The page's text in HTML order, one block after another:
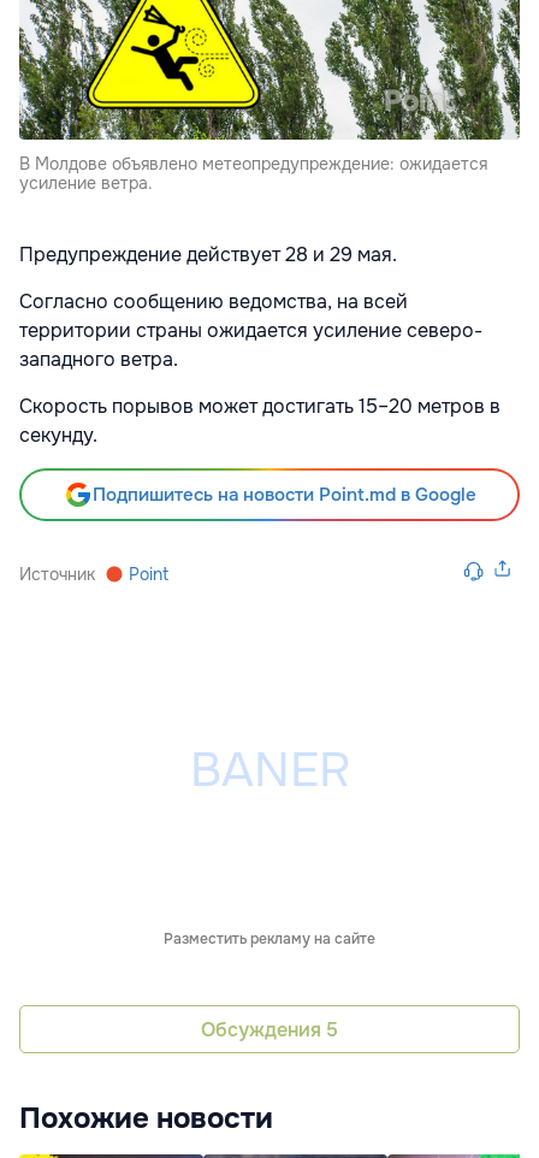
В Молдове объявлено метеопредупреждение: ожидается
усиление ветра.
Предупреждение действует 28 и 29 мая.
Согласно сообщению ведомства, на всей
территории страны ожидается усиление северо-
западного ветра.
Скорость порывов может достигать 15–20 метров в
секунду.
Подпишитесь на новости Point.md в Google
Источник Point
Разместить рекламу на сайте
Обсуждения 5
Похожие новости